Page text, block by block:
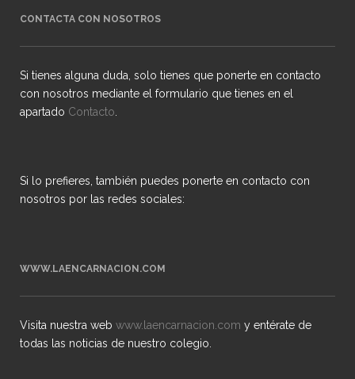
CONTACTA CON NOSOTROS
Si tienes alguna duda, solo tienes que ponerte en contacto
con nosotros mediante el formulario que tienes en el
apartado Contacto
Si lo prefieres, también puedes ponerte en contacto con
nosotros por las redes sociales:
WWW.LAENCARNACION.COM
Visita nuestra web www.laencarnacion.com y entérate de
todas las noticias de nuestro colegio.